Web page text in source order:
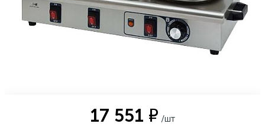
17 551 ₽ /шт